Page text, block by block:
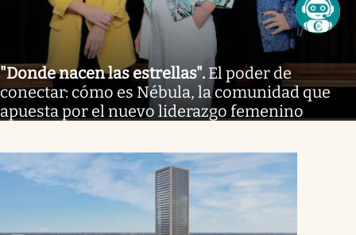
"Donde nacen las estrellas". El poder de
conectar: cómo es Nébula, la comunidad que
apuesta por el nuevo liderazgo femenino